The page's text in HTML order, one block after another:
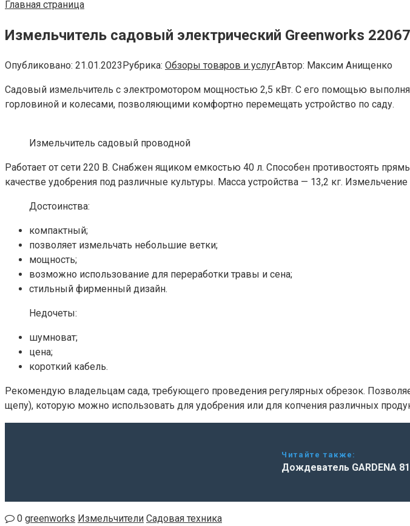
Главная страница
Измельчитель садовый электрический Greenworks
Опубликовано: 21.01.2023Рубрика: Обзоры товаров и услугАвтор: Максим Анищенко
Садовый измельчитель с электромотором мощностью 2,5 кВт. С его помощью
горловиной и колесами, позволяющими комфортно перемещать устройство по саду.
Измельчитель садовый проводной
Работает от сети 220 В. Снабжен ящиком емкостью 40 л. Способен противостоять
качестве удобрения под различные культуры. Масса устройства — 13,2 кг.
Достоинства:
компактный;
позволяет измельчать небольшие ветки;
мощность;
возможно использование для переработки травы и сена;
стильный фирменный дизайн.
Недочеты:
шумноват;
цена;
короткий кабель.
Рекомендую владельцам сада, требующего проведения регулярных обрезок.
щепу), которую можно использовать для удобрения или для копчения различных
Читайте также:
Дождеватель GARDENA
0 greenworks Измельчители Садовая техника